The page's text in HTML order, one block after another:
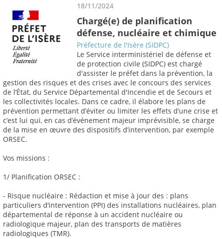
18/11/2024
Chargé(e) de planification
défense, nucléaire et chimique
Préfecture de l'Isère (SIDPC)
Le Service interministériel de défense et
de protection civile (SIDPC) est chargé
d'assister le préfet dans la prévention, la
gestion des risques et des crises avec le concours des services
de l’État, du Service Départemental d'Incendie et de Secours et
les collectivités locales. Dans ce cadre, il élabore les plans de
prévention permettant d’éviter ou limiter les effets d’une crise et
c’est lui qui, en cas d’événement majeur imprévisible, se charge
de la mise en œuvre des dispositifs d’intervention, par exemple
ORSEC.
Vos missions :
1/ Planification ORSEC :
- Risque nucléaire : Rédaction et mise à jour des : plans
particuliers d’intervention (PPI) des installations nucléaires, plan
départemental de réponse à un accident nucléaire ou
radiologique majeur, plan des transports de matières
radiologiques (TMR).